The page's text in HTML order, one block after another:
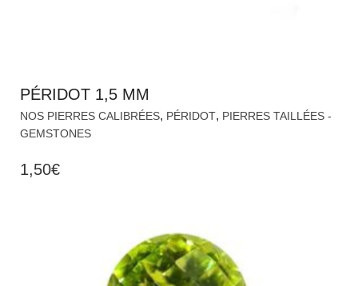
PÉRIDOT 1,5 MM
NOS PIERRES CALIBRÉES, PÉRIDOT, PIERRES TAILLÉES -
GEMSTONES
1,50€